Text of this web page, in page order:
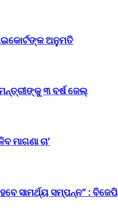
ଅନୁମତି
୩ ବର୍ଷ ଜେଲ୍‌
ମାଗଣା ଚା’
ସାମର୍ଥ୍ୟ ସମ୍ପନ୍ନ” : ବିଜେପି